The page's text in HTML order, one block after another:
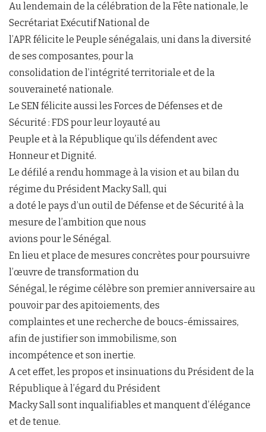
Au lendemain de la célébration de la Fête nationale, le
Secrétariat Exécutif National de
l’APR félicite le Peuple sénégalais, uni dans la diversité
de ses composantes, pour la
consolidation de l’intégrité territoriale et de la
souveraineté nationale.
Le SEN félicite aussi les Forces de Défenses et de
Sécurité : FDS pour leur loyauté au
Peuple et à la République qu’ils défendent avec
Honneur et Dignité.
Le défilé a rendu hommage à la vision et au bilan du
régime du Président Macky Sall, qui
a doté le pays d’un outil de Défense et de Sécurité à la
mesure de l’ambition que nous
avions pour le Sénégal.
En lieu et place de mesures concrètes pour poursuivre
l’œuvre de transformation du
Sénégal, le régime célèbre son premier anniversaire au
pouvoir par des apitoiements, des
complaintes et une recherche de boucs-émissaires,
afin de justifier son immobilisme, son
incompétence et son inertie.
A cet effet, les propos et insinuations du Président de la
République à l’égard du Président
Macky Sall sont inqualifiables et manquent d’élégance
et de tenue.